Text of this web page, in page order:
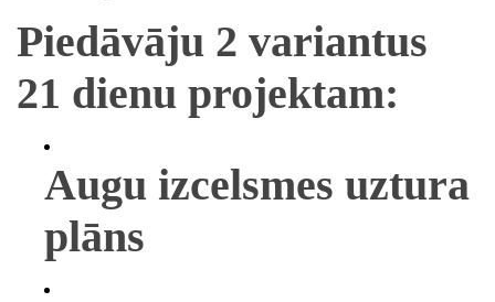
Piedāvāju 2 variantus
21 dienu projektam:
Augu izcelsmes uztura
plāns